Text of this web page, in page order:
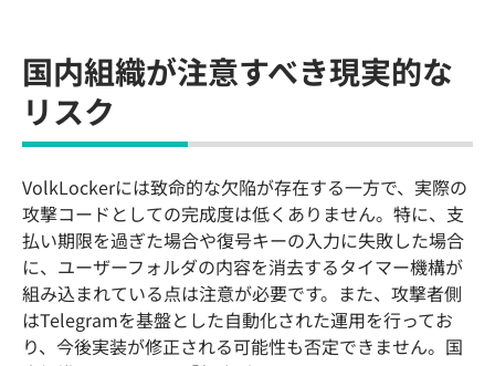
国内組織が注意すべき現実的な
リスク
VolkLockerには致命的な欠陥が存在する一方で、実際の
攻撃コードとしての完成度は低くありません。特に、支
払い期限を過ぎた場合や復号キーの入力に失敗した場合
に、ユーザーフォルダの内容を消去するタイマー機構が
組み込まれている点は注意が必要です。また、攻撃者側
はTelegramを基盤とした自動化された運用を行ってお
り、今後実装が修正される可能性も否定できません。国